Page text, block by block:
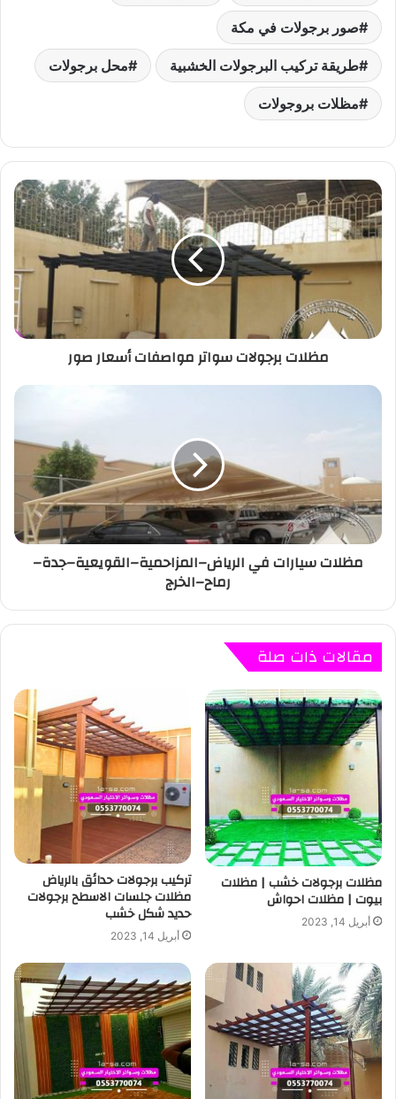
صور برجولات في مكة
طريقة تركيب البرجولات الخشبية محل برجولات
مظلات بروجولات
مظلات برجولات سواتر مواصفات أسعار صور
مظلات سيارات في الرياض–المزاحمية–القويعية–جدة–
رماح–الخرج
مقالات ذات صلة
مظلات برجولات خشب | مظلات
بيوت | مظلات احواش
أبريل 14, 2023
تركيب برجولات حدائق بالرياض
مظلات جلسات الاسطح برجولات
حديد شكل خشب
أبريل 14, 2023